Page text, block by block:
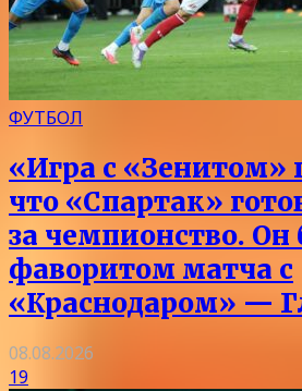
ФУТБОЛ
«Игра с «Зенитом»
что «Спартак»
за чемпионство. Он
фаворитом матча с
«Краснодаром» —
08.08.2026
19